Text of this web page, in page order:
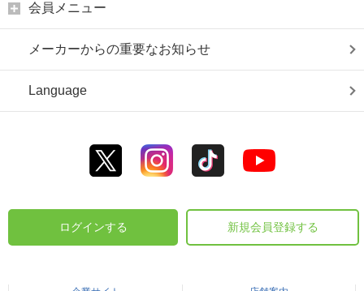
会員メニュー
メーカーからの重要なお知らせ
Language
ログインする 新規会員登録する